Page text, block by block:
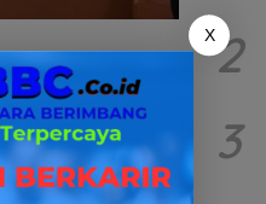
dengan
bersama
yang
2
3
X